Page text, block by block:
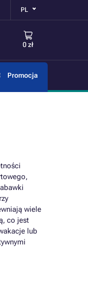
PL
0 zł
Promocja
wiele
co jest
lub